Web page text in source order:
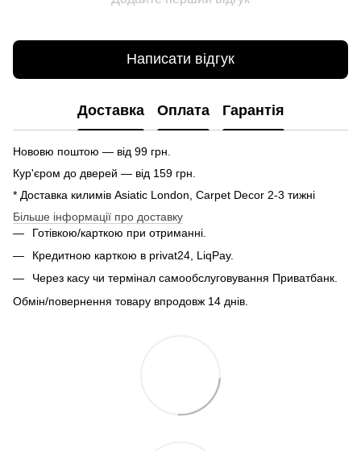
Написати відгук
Доставка Оплата Гарантія
Нововю поштою — від 99 грн.
Кур'єром до дверей — від 159 грн.
* Доставка килимів Asiatic London, Carpet Decor 2-3 тижні
Більше інформації про доставку
Готівкою/карткою при отриманні.
Кредитною карткою в privat24, LiqPay.
Через касу чи термінал самообслуговування Приватбанк.
Обмін/повернення товару впродовж 14 днів.